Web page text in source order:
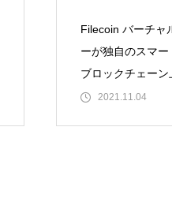
Filecoin バーチャ
ーが独自のスマ
ブロックチェーン
ことです。FVMは
2021.11.04